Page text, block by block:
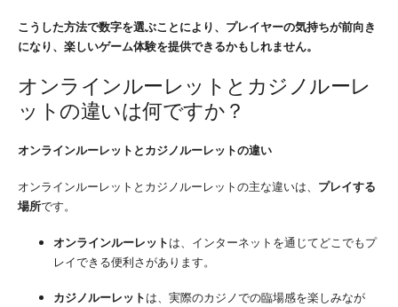
こうした方法で数字を選ぶことにより、プレイヤーの気持ちが前向き
になり、楽しいゲーム体験を提供できるかもしれません。
オンラインルーレットとカジノルーレ
ットの違いは何ですか？
オンラインルーレットとカジノルーレットの違い
オンラインルーレットとカジノルーレットの主な違いは、 プレイする
場所です。
オンラインルーレットは、インターネットを通じてどこでもプ
レイできる便利さがあります。
カジノルーレットは、実際のカジノでの臨場感を楽しみなが